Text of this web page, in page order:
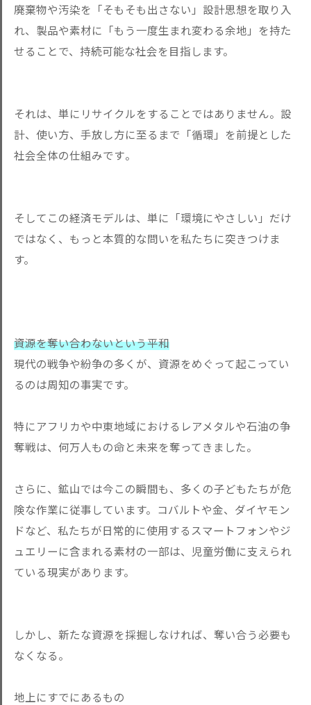
廃棄物や汚染を「そもそも出さない」設計思想を取り入
れ、製品や素材に「もう一度生まれ変わる余地」を持た
せることで、持続可能な社会を目指します。
それは、単にリサイクルをすることではありません。設
計、使い方、手放し方に至るまで「循環」を前提とした
社会全体の仕組みです。
そしてこの経済モデルは、単に「環境にやさしい」だけ
ではなく、 もっと本質的な問いを私たちに突きつけま
す。
資源を奪い合わないという平和
現代の戦争や紛争の多くが、資源をめぐって起こってい
るのは周知の事実です。
特にアフリカや中東地域におけるレアメタルや石油の争
奪戦は、何万人もの命と未来を奪ってきました。
さらに、鉱山では今この瞬間も、多くの子どもたちが危
険な作業に従事しています。コバルトや金、ダイヤモン
ドなど、私たちが日常的に使用するスマートフォンやジ
ュエリーに含まれる素材の一部は、児童労働に支えられ
ている現実があります。
しかし、新たな資源を採掘しなければ、奪い合う必要も
なくなる。
地上にすでにあるもの